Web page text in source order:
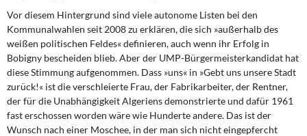
Vor diesem Hintergrund sind viele autonome Listen bei den
Kommunalwahlen seit 2008 zu erklären, die sich »außerhalb des
weißen politischen Feldes« definieren, auch wenn ihr Erfolg in
Bobigny bescheiden blieb. Aber der UMP-Bürgermeisterkandidat hat
diese Stimmung aufgenommen. Dass »uns« in »Gebt uns unsere Stadt
zurück!« ist die verschleierte Frau, der Fabrikarbeiter, der Rentner,
der für die Unabhängigkeit Algeriens demonstrierte und dafür 1961
fast erschossen worden wäre wie Hunderte andere. Das ist der
Wunsch nach einer Moschee, in der man sich nicht eingepfercht